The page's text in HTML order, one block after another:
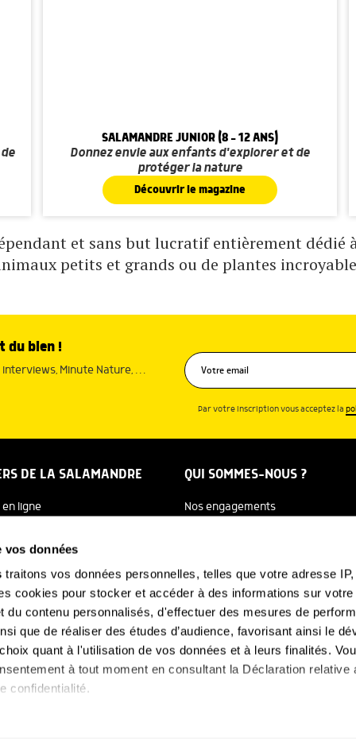
vos données
traitons vos données personnelles, telles que votre adresse
cookies pour stocker et accéder à des informations sur votre
du contenu personnalisés, d'effectuer des mesures de
que de réaliser des études d’audience, favorisant ainsi le
quant à l'utilisation de vos données et à leurs finalités.
à tout moment en consultant la Déclaration relative
confidentialité.
SALAMANDRE JUNIOR (8 - 12 ANS)
Donnez envie aux enfants d'explorer et de
protéger la nature
Découvrir le magazine
et sans but lucratif entièrement dédié
petits et grands ou de plantes
du bien !
Minute Nature, …
Par votre inscription vous acceptez la
DE LA SALAMANDRE
ligne
Nature
QUI SOMMES-NOUS ?
Nos engagements
L'équipe
Nous soutenir
FAQ